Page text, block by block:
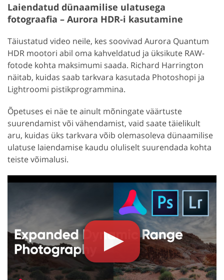
Laiendatud dünaamilise ulatusega
fotograafia – Aurora HDR-i kasutamine
Täiustatud video neile, kes soovivad Aurora Quantum
HDR mootori abil oma kahveldatud ja üksikute RAW-
fotode kohta maksimumi saada. Richard Harrington
näitab, kuidas saab tarkvara kasutada Photoshopi ja
Lightroomi pistikprogrammina.
Õpetuses ei näe te ainult mõningate väärtuste
suurendamist või vähendamist, vaid saate täielikult
aru, kuidas üks tarkvara võib olemasoleva dünaamilise
ulatuse laiendamise kaudu oluliselt suurendada kohta
teiste võimalusi.